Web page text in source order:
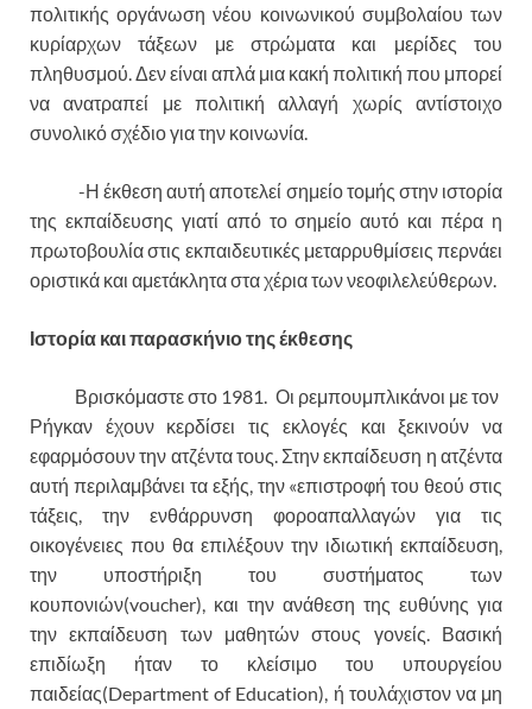
πολιτικής οργάνωση νέου κοινωνικού συμβολαίου των
κυρίαρχων τάξεων με στρώματα και μερίδες του
πληθυσμού. Δεν είναι απλά μια κακή πολιτική που μπορεί
να ανατραπεί με πολιτική αλλαγή χωρίς αντίστοιχο
συνολικό σχέδιο για την κοινωνία.
-Η έκθεση αυτή αποτελεί σημείο τομής στην ιστορία
της εκπαίδευσης γιατί από το σημείο αυτό και πέρα η
πρωτοβουλία στις εκπαιδευτικές μεταρρυθμίσεις περνάει
οριστικά και αμετάκλητα στα χέρια των νεοφιλελεύθερων.
Ιστορία και παρασκήνιο της έκθεσης
Βρισκόμαστε στο 1981. Οι ρεμπουμπλικάνοι με τον
Ρήγκαν έχουν κερδίσει τις εκλογές και ξεκινούν να
εφαρμόσουν την ατζέντα τους. Στην εκπαίδευση η ατζέντα
αυτή περιλαμβάνει τα εξής, την «επιστροφή του θεού στις
τάξεις, την ενθάρρυνση φοροαπαλλαγών για τις
οικογένειες που θα επιλέξουν την ιδιωτική εκπαίδευση,
την υποστήριξη του συστήματος των
κουπονιών(voucher), και την ανάθεση της ευθύνης για
την εκπαίδευση των μαθητών στους γονείς. Βασική
επιδίωξη ήταν το κλείσιμο του υπουργείου
παιδείας(Department of Education), ή τουλάχιστον να μη